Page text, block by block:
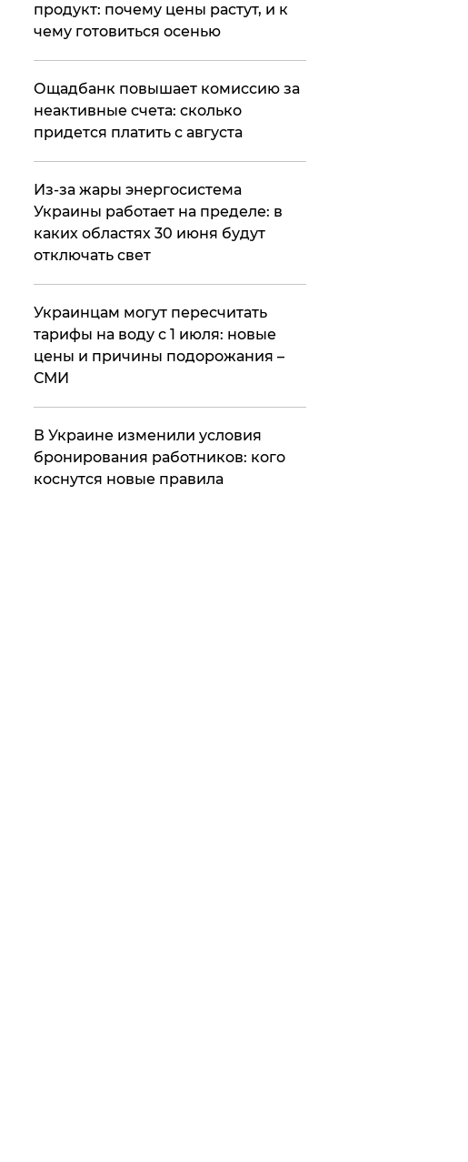
продукт: почему цены растут, и к
чему готовиться осенью
​Ощадбанк повышает комиссию за
неактивные счета: сколько
придется платить с августа
Из-за жары энергосистема
Украины работает на пределе: в
каких областях 30 июня будут
отключать свет
Украинцам могут пересчитать
тарифы на воду с 1 июля: новые
цены и причины подорожания –
СМИ
В Украине изменили условия
бронирования работников: кого
коснутся новые правила